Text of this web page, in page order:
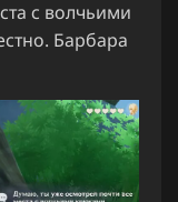
с волчьими
Барбара